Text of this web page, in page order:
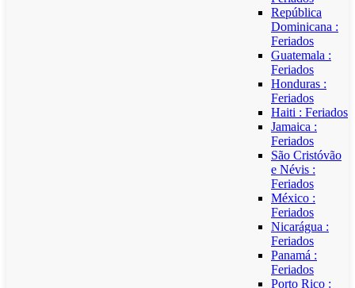
República
Dominicana :
Feriados
Guatemala :
Feriados
Honduras :
Feriados
Haiti : Feriados
Jamaica :
Feriados
São Cristóvão
e Névis :
Feriados
México :
Feriados
Nicarágua :
Feriados
Panamá :
Feriados
Porto Rico :